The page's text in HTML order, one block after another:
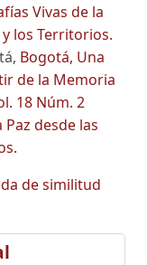
Vivas de la
y los Territorios.
Bogotá, Una
de la Memoria
18 Núm. 2
desde las
de similitud